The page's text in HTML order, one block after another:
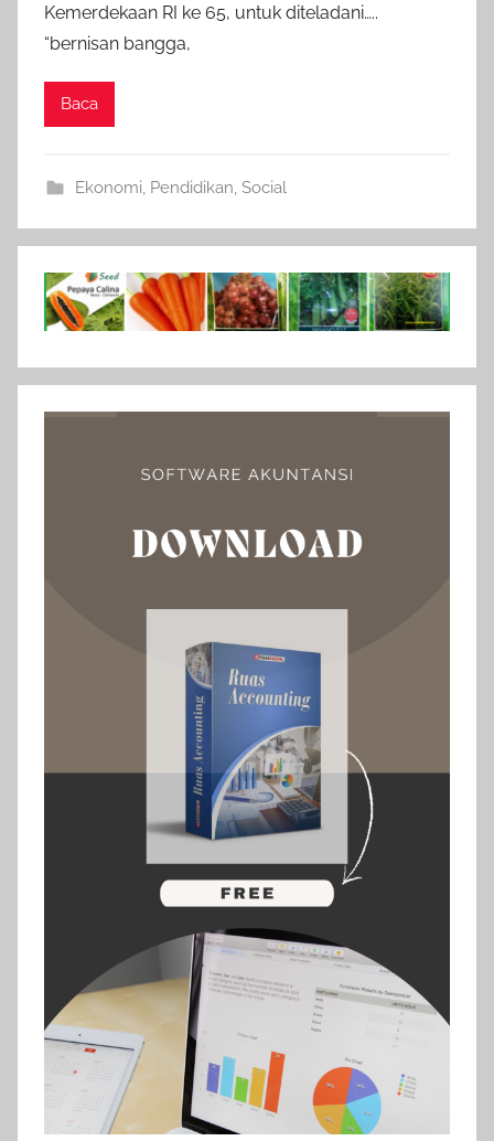
Kemerdekaan RI ke 65, untuk diteladani…..
“bernisan bangga,
Baca
Ekonomi Pendidikan Social